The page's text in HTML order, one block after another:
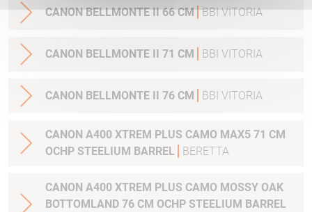
CANON BELLMONTE II 66 CM BBI VITORIA
CANON BELLMONTE II 71 CM BBI VITORIA
CANON BELLMONTE II 76 CM BBI VITORIA
CANON A400 XTREM PLUS CAMO MAX5 71 CM
OCHP STEELIUM BARREL
BERETTA
CANON A400 XTREM PLUS CAMO MOSSY OAK
BOTTOMLAND 76 CM OCHP STEELIUM BARREL